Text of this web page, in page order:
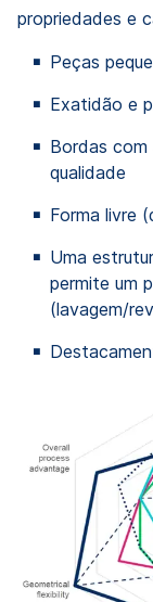
propriedades e
Peças
Exatidão e
Bordas
qualidade
Forma livre
Uma
permite um
(lavagem/